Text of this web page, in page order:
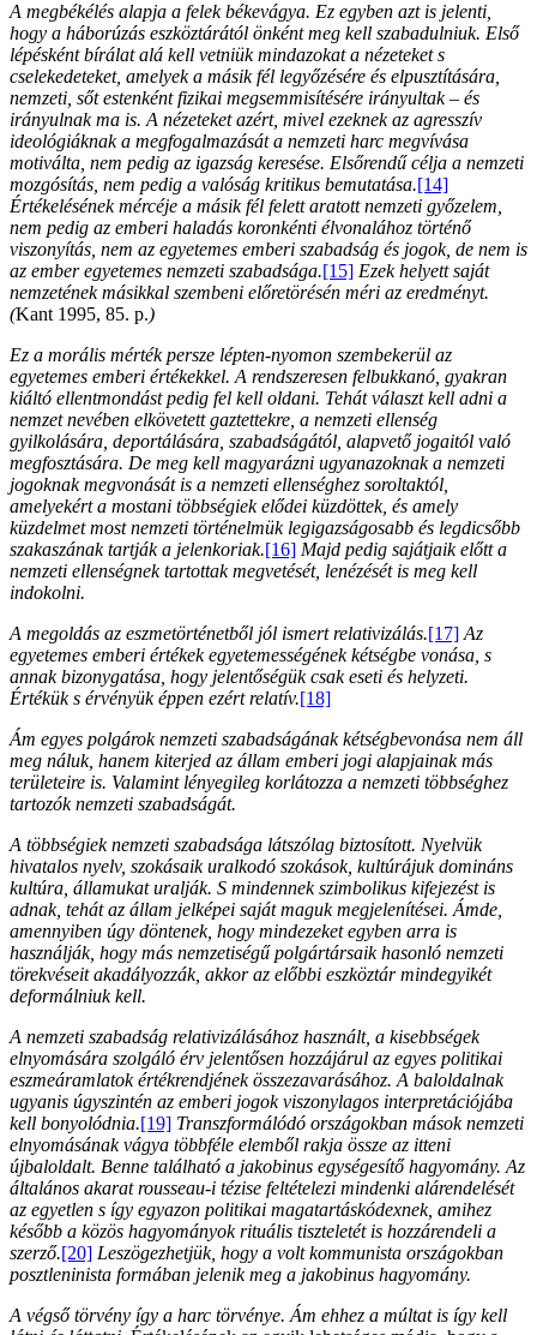
A megbékélés alapja a felek békevágya. Ez egyben azt is jelenti,
hogy a háborúzás eszköztárától önként meg kell szabadulniuk. Első
lépésként bírálat alá kell vetniük mindazokat a nézeteket s
cselekedeteket, amelyek a másik fél legyőzésére és elpusztítására,
nemzeti, sőt estenként fizikai megsemmisítésére irányultak – és
irányulnak ma is. A nézeteket azért, mivel ezeknek az agresszív
ideológiáknak a megfogalmazását a nemzeti harc megvívása
motiválta, nem pedig az igazság keresése. Elsőrendű célja a nemzeti
mozgósítás, nem pedig a valóság kritikus bemutatása.[14]
Értékelésének mércéje a másik fél felett aratott nemzeti győzelem,
nem pedig az emberi haladás koronkénti élvonalához történő
viszonyítás, nem az egyetemes emberi szabadság és jogok, de nem is
az ember egyetemes nemzeti szabadsága.[15] Ezek helyett saját
nemzetének másikkal szembeni előretörésén méri az eredményt.
(Kant 1995, 85. p.)
Ez a morális mérték persze lépten-nyomon szembekerül az
egyetemes emberi értékekkel. A rendszeresen felbukkanó, gyakran
kiáltó ellentmondást pedig fel kell oldani. Tehát választ kell adni a
nemzet nevében elkövetett gaztettekre, a nemzeti ellenség
gyilkolására, deportálására, szabadságától, alapvető jogaitól való
megfosztására. De meg kell magyarázni ugyanazoknak a nemzeti
jogoknak megvonását is a nemzeti ellenséghez soroltaktól,
amelyekért a mostani többségiek elődei küzdöttek, és amely
küzdelmet most nemzeti történelmük legigazságosabb és legdicsőbb
szakaszának tartják a jelenkoriak.[16] Majd pedig sajátjaik előtt a
nemzeti ellenségnek tartottak megvetését, lenézését is meg kell
indokolni.
A megoldás az eszmetörténetből jól ismert relativizálás.[17] Az
egyetemes emberi értékek egyetemességének kétségbe vonása, s
annak bizonygatása, hogy jelentőségük csak eseti és helyzeti.
Értékük s érvényük éppen ezért relatív.[18]
Ám egyes polgárok nemzeti szabadságának kétségbevonása nem áll
meg náluk, hanem kiterjed az állam emberi jogi alapjainak más
területeire is. Valamint lényegileg korlátozza a nemzeti többséghez
tartozók nemzeti szabadságát.
A többségiek nemzeti szabadsága látszólag biztosított. Nyelvük
hivatalos nyelv, szokásaik uralkodó szokások, kultúrájuk domináns
kultúra, államukat uralják. S mindennek szimbolikus kifejezést is
adnak, tehát az állam jelképei saját maguk megjelenítései. Ámde,
amennyiben úgy döntenek, hogy mindezeket egyben arra is
használják, hogy más nemzetiségű polgártársaik hasonló nemzeti
törekvéseit akadályozzák, akkor az előbbi eszköztár mindegyikét
deformálniuk kell.
A nemzeti szabadság relativizálásához használt, a kisebbségek
elnyomására szolgáló érv jelentősen hozzájárul az egyes politikai
eszmeáramlatok értékrendjének összezavarásához. A baloldalnak
ugyanis úgyszintén az emberi jogok viszonylagos interpretációjába
kell bonyolódnia.[19] Transzformálódó országokban mások nemzeti
elnyomásának vágya többféle elemből rakja össze az itteni
újbaloldalt. Benne található a jakobinus egységesítő hagyomány. Az
általános akarat rousseau-i tézise feltételezi mindenki alárendelését
az egyetlen s így egyazon politikai magatartáskódexnek, amihez
később a közös hagyományok rituális tiszteletét is hozzárendeli a
szerző.[20] Leszögezhetjük, hogy a volt kommunista országokban
posztleninista formában jelenik meg a jakobinus hagyomány.
A végső törvény így a harc törvénye. Ám ehhez a múltat is így kell